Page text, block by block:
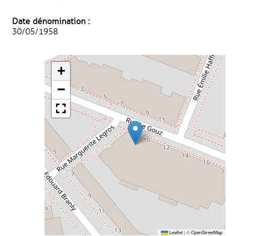
Date dénomination :
30/05/1958
+
−
Leaflet|©OpenStreetMap